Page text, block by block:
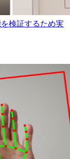
検証するため実